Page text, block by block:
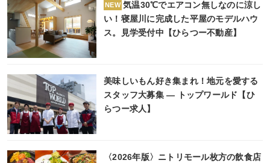
NEW 気温30℃でエアコン無しなのに涼し
い！寝屋川に完成した平屋のモデルハウ
ス。見学受付中【ひらつー不動産】
美味しいもん好き集まれ！地元を愛する
スタッフ大募集 ― トップワールド【ひ
らつー求人】
〈2026年版〉ニトリモール枚方の飲食店